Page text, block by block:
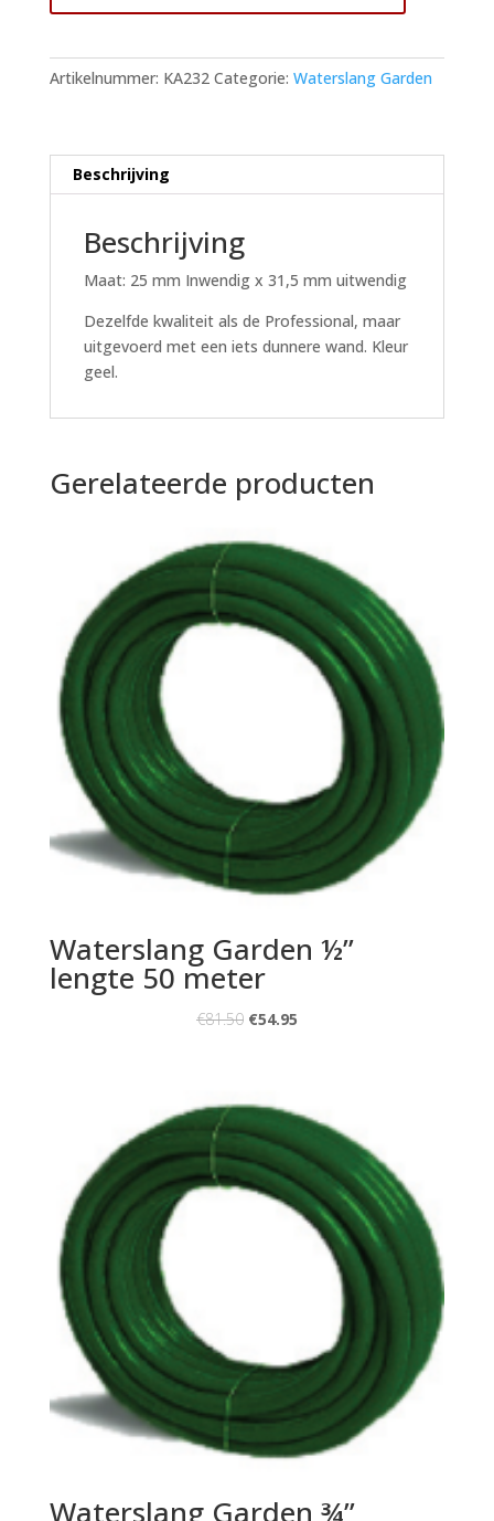
25
aantal
Artikelnummer: KA232 Categorie: Waterslang Garden
Beschrijving
Beschrijving
Maat: 25 mm Inwendig x 31,5 mm uitwendig
Dezelfde kwaliteit als de Professional, maar
uitgevoerd met een iets dunnere wand. Kleur
geel.
Gerelateerde producten
Waterslang Garden ½”
lengte 50 meter
€81.50 €54.95
Waterslang Garden ¾”